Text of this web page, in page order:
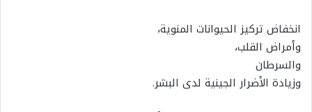
انخفاض تركيز الحيوانات المنوية،
وأمراض القلب،
والسرطان
وزيادة الأضرار الجينية لدى البشر.